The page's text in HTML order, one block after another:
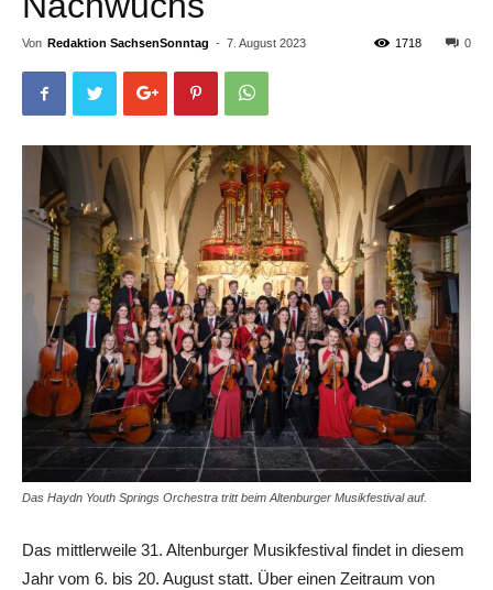
Von Redaktion SachsenSonntag - 7. August 2023 0
1718
Das Haydn Youth Springs Orchestra tritt beim Altenburger Musikfestival auf.
Das mittlerweile 31. Altenburger Musikfestival findet in diesem
Jahr vom 6. bis 20. August statt. Über einen Zeitraum von